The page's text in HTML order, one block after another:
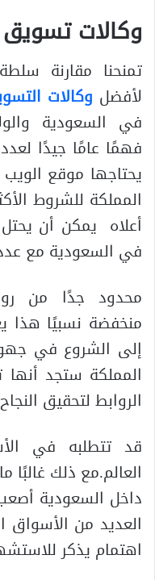
وكالات
تمنحنا مقارنة
لأفضل وكالات
في السعودية
فهمًا عامًا جيدًا
يحتاجها موقع
المملكة للشروط
أعلاه يمكن أن
في السعودية مع
محدود جدًا من
منخفضة نسبيًا هذا
إلى الشروع في
المملكة ستجد
الروابط لتحقيق
قد تتطلبه في
العالم.مع ذلك
داخل السعودية
العديد من الأسواق
اهتمام يذكر